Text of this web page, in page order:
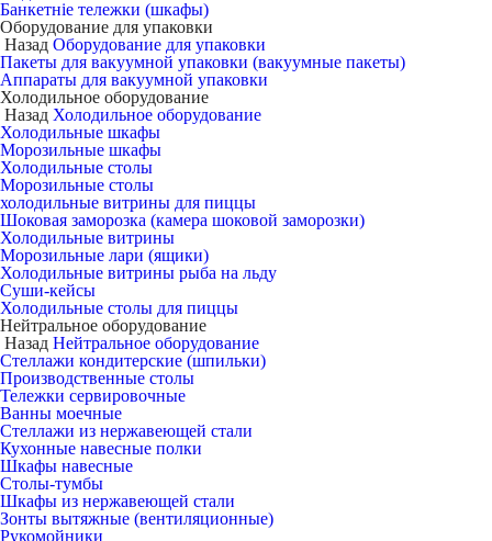
Банкетніе тележки (шкафы)
Оборудование для упаковки
Назад Оборудование для упаковки
Пакеты для вакуумной упаковки (вакуумные пакеты)
Аппараты для вакуумной упаковки
Холодильное оборудование
Назад Холодильное оборудование
Холодильные шкафы
Морозильные шкафы
Холодильные столы
Морозильные столы
холодильные витрины для пиццы
Шоковая заморозка (камера шоковой заморозки)
Холодильные витрины
Морозильные лари (ящики)
Холодильные витрины рыба на льду
Суши-кейсы
Холодильные столы для пиццы
Нейтральное оборудование
Назад Нейтральное оборудование
Стеллажи кондитерские (шпильки)
Производственные столы
Тележки сервировочные
Ванны моечные
Стеллажи из нержавеющей стали
Кухонные навесные полки
Шкафы навесные
Столы-тумбы
Шкафы из нержавеющей стали
Зонты вытяжные (вентиляционные)
Рукомойники